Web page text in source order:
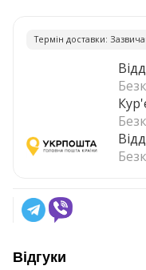
Термiн доставки:
Відгуки